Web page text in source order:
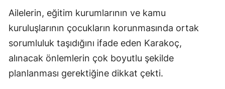
Ailelerin, eğitim kurumlarının ve kamu
kuruluşlarının çocukların korunmasında ortak
sorumluluk taşıdığını ifade eden Karakoç,
alınacak önlemlerin çok boyutlu şekilde
planlanması gerektiğine dikkat çekti.